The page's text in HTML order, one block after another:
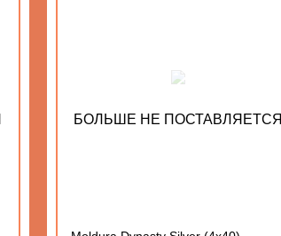
БОЛЬШЕ НЕ ПОСТАВЛЯЕТСЯ